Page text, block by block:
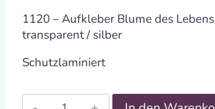
1120 – Aufkleber Blume des
transparent / silber
Schutzlaminiert
Aufkleber